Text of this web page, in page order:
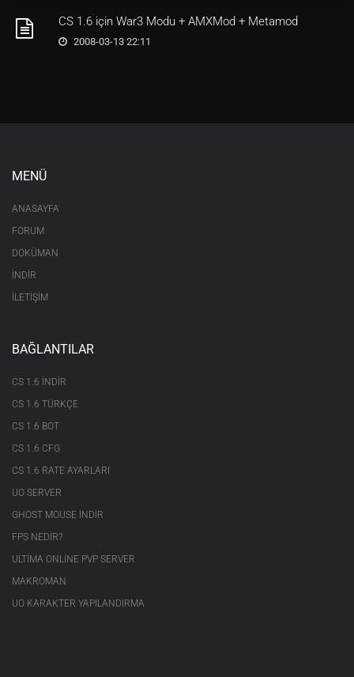
CS 1.6 için War3 Modu + AMXMod + Metamod
2008-03-13 22:11
MENÜ
ANASAYFA
FORUM
DOKÜMAN
İNDİR
İLETİŞİM
BAĞLANTILAR
CS 1.6 INDIR
CS 1.6 TÜRKÇE
CS 1.6 BOT
CS 1.6 CFG
CS 1.6 RATE AYARLARI
UO SERVER
GHOST MOUSE INDIR
FPS NEDIR?
ULTIMA ONLINE PVP SERVER
MAKROMAN
UO KARAKTER YAPILANDIRMA